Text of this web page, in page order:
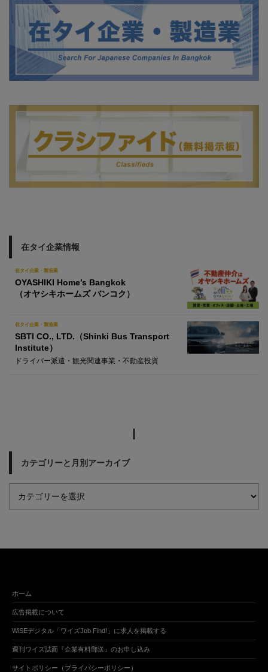
在タイ企業情報
在タイ企業・製造業
OYASHIKI Home’s Bangkok
（オヤシキホームズ バンコク）
在タイ企業・製造業
SBTI CO., LTD.（Shinki Bus Transport
Institute）
ドライバー派遣・観光関連事業・不動産投資
カテゴリーと月別アーカイブ
ホーム
広告掲載について
WiSEデジタル「ワイズJob Find!」に求人を掲載する
週刊ワイズ誌面『企業有料郵送』のお申し込み
サイトポリシー（プライバシーポリシー）